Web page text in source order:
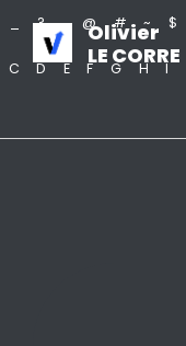
Olivier
LE CORRE
? . @ # ~ $
C D E F G H I